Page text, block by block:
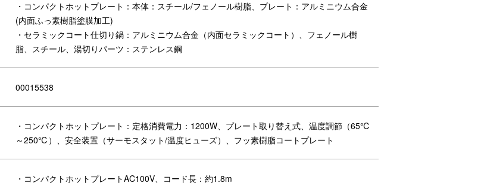
・コンパクトホットプレート：本体：スチール/フェノール樹脂、プレート：アルミニウム合金
(内面ふっ素樹脂塗膜加工)
・セラミックコート仕切り鍋：アルミニウム合金（内面セラミックコート）、フェノール樹
脂、スチール、湯切りパーツ：ステンレス鋼
00015538
・コンパクトホットプレート：定格消費電力：1200W、プレート取り替え式、温度調節（65℃
～250℃）、安全装置（サーモスタット/温度ヒューズ）、フッ素樹脂コートプレート
・コンパクトホットプレートAC100V、コード長：約1.8m